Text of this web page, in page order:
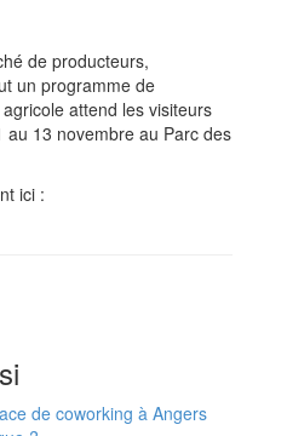
de producteurs,
un programme de
attend les visiteurs
au 13 novembre au Parc des
ici :